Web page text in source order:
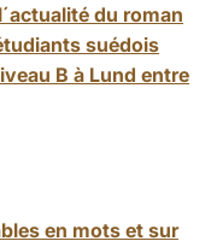
du roman
suédois
B à Lund entre
en mots et sur